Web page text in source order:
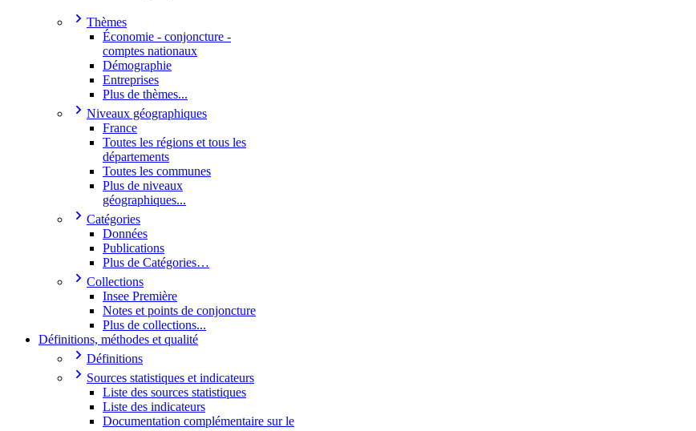
Thèmes
Économie - conjoncture -
comptes nationaux
Démographie
Entreprises
Plus de thèmes...
Niveaux géographiques
France
Toutes les régions et tous les
départements
Toutes les communes
Plus de niveaux
géographiques...
Catégories
Données
Publications
Plus de Catégories…
Collections
Insee Première
Notes et points de conjoncture
Plus de collections...
Définitions, méthodes et qualité
Définitions
Sources statistiques et indicateurs
Liste des sources statistiques
Liste des indicateurs
Documentation complémentaire sur le